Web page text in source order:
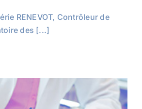
RENEVOT, Contrôleur de
des [...]